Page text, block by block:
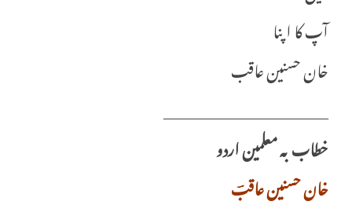
آپ کا اپنا
خان حسنین عاقب
خطاب بہ معلمین اردو
خان حسنین عاقبؔ